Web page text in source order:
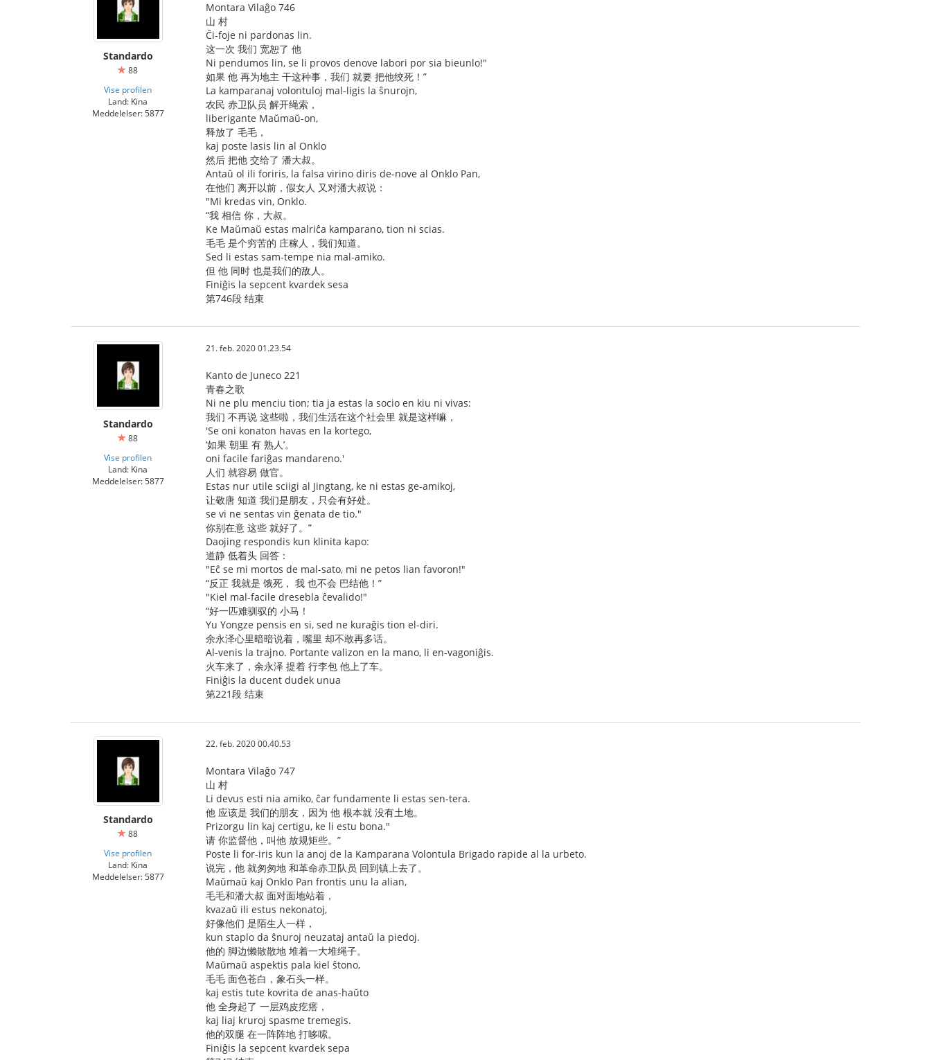
Standardo
88
Vise profilen
Land: Kina
Meddelelser: 5877
Montara Vilaĝo 746
山 村
Ĉi-foje ni pardonas lin.
这一次 我们 宽恕了 他
Ni pendumos lin, se li provos denove labori por sia bieunlo!"
如果 他 再为地主 干这种事，我们 就要 把他绞死！”
La kamparanaj volontuloj mal-ligis la ŝnurojn,
农民 赤卫队员 解开绳索，
liberigante Maŭmaŭ-on,
释放了 毛毛，
kaj poste lasis lin al Onklo
然后 把他 交给了 潘大叔。
Antaŭ ol ili foriris, la falsa virino diris de-nove al Onklo Pan,
在他们 离开以前，假女人 又对潘大叔说：
"Mi kredas vin, Onklo.
“我 相信 你，大叔。
Ke Maŭmaŭ estas malriĉa kamparano, tion ni scias.
毛毛 是个穷苦的 庄稼人，我们知道。
Sed li estas sam-tempe nia mal-amiko.
但 他 同时 也是我们的敌人。
Finiĝis la sepcent kvardek sesa
第746段 结束
Standardo
88
Vise profilen
Land: Kina
Meddelelser: 5877
21. feb. 2020 01.23.54
Kanto de Juneco 221
青春之歌
Ni ne plu menciu tion; tia ja estas la socio en kiu ni vivas:
我们 不再说 这些啦，我们生活在这个社会里 就是这样嘛，
'Se oni konaton havas en la kortego,
‘如果 朝里 有 熟人’。
oni facile fariĝas mandareno.'
人们 就容易 做官。
Estas nur utile sciigi al Jingtang, ke ni estas ge-amikoj,
让敬唐 知道 我们是朋友，只会有好处。
se vi ne sentas vin ĝenata de tio."
你别在意 这些 就好了。”
Daojing respondis kun klinita kapo:
道静 低着头 回答：
"Eĉ se mi mortos de mal-sato, mi ne petos lian favoron!"
“反正 我就是 饿死， 我 也不会 巴结他！”
"Kiel mal-facile dresebla ĉevalido!"
“好一匹难驯驭的 小马！
Yu Yongze pensis en si, sed ne kuraĝis tion el-diri.
余永泽心里暗暗说着，嘴里 却不敢再多话。
Al-venis la trajno. Portante valizon en la mano, li en-vagoniĝis.
火车来了，余永泽 提着 行李包 他上了车。
Finiĝis la ducent dudek unua
第221段 结束
Standardo
88
Vise profilen
Land: Kina
Meddelelser: 5877
22. feb. 2020 00.40.53
Montara Vilaĝo 747
山 村
Li devus esti nia amiko, ĉar fundamente li estas sen-tera.
他 应该是 我们的朋友，因为 他 根本就 没有土地。
Prizorgu lin kaj certigu, ke li estu bona."
请 你监督他，叫他 放规矩些。”
Poste li for-iris kun la anoj de la Kamparana Volontula Brigado rapide al la urbeto.
说完，他 就匆匆地 和革命赤卫队员 回到镇上去了。
Maŭmaŭ kaj Onklo Pan frontis unu la alian,
毛毛和潘大叔 面对面地站着，
kvazaŭ ili estus nekonatoj,
好像他们 是陌生人一样，
kun staplo da ŝnuroj neuzataj antaŭ la piedoj.
他的 脚边懒散散地 堆着一大堆绳子。
Maŭmaŭ aspektis pala kiel ŝtono,
毛毛 面色苍白，象石头一样。
kaj estis tute kovrita de anas-haŭto
他 全身起了 一层鸡皮疙瘩，
kaj liaj kruroj spasme tremegis.
他的双腿 在一阵阵地 打哆嗦。
Finiĝis la sepcent kvardek sepa